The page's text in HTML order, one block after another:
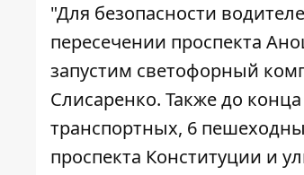
"Для безопасности
пересечении проспекта
запустим светофорный
Слисаренко. Также до
транспортных, 6
проспекта Конституции и